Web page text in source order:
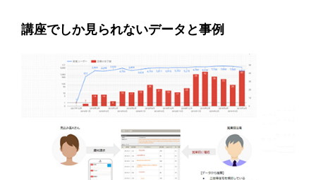
講座でしか見られないデータと事例